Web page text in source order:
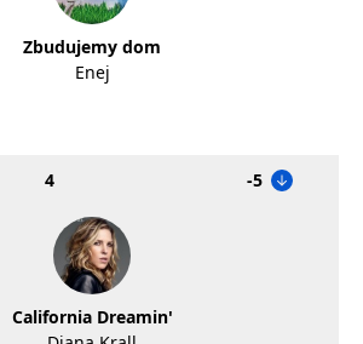
Zbudujemy dom
Enej
4 -5
California Dreamin'